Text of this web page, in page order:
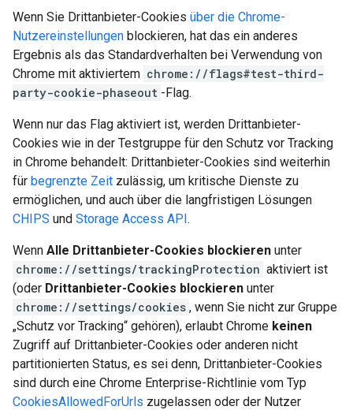
Wenn Sie Drittanbieter-Cookies über die Chrome-
Nutzereinstellungen blockieren, hat das ein anderes
Ergebnis als das Standardverhalten bei Verwendung von
Chrome mit aktiviertem chrome://flags#test-third-
party-cookie-phaseout -Flag.
Wenn nur das Flag aktiviert ist, werden Drittanbieter-
Cookies wie in der Testgruppe für den Schutz vor Tracking
in Chrome behandelt: Drittanbieter-Cookies sind weiterhin
für begrenzte Zeit zulässig, um kritische Dienste zu
ermöglichen, und auch über die langfristigen Lösungen
CHIPS und Storage Access API.
Wenn Alle Drittanbieter-Cookies blockieren unter
chrome://settings/trackingProtection aktiviert ist
(oder Drittanbieter-Cookies blockieren unter
chrome://settings/cookies , wenn Sie nicht zur Gruppe
„Schutz vor Tracking“ gehören), erlaubt Chrome keinen
Zugriff auf Drittanbieter-Cookies oder anderen nicht
partitionierten Status, es sei denn, Drittanbieter-Cookies
sind durch eine Chrome Enterprise-Richtlinie vom Typ
CookiesAllowedForUrls zugelassen oder der Nutzer